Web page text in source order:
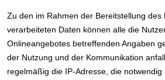
Zu den im Rahmen der Bereitstellung des
verarbeiteten Daten können alle die
Onlineangebotes betreffenden Angaben
der Nutzung und der Kommunikation
regelmäßig die IP-Adresse, die